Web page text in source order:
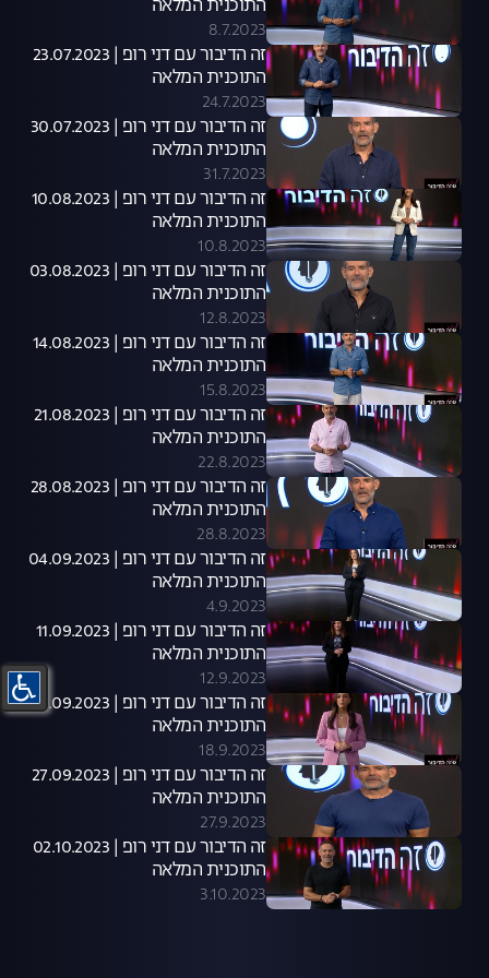
התוכנית המלאה
8.7.2023
זה הדיבור עם דני רופ | 23.07.2023
התוכנית המלאה
24.7.2023
זה הדיבור עם דני רופ | 30.07.2023
התוכנית המלאה
31.7.2023
זה הדיבור עם דני רופ | 10.08.2023
התוכנית המלאה
10.8.2023
זה הדיבור עם דני רופ | 03.08.2023
התוכנית המלאה
12.8.2023
זה הדיבור עם דני רופ | 14.08.2023
התוכנית המלאה
15.8.2023
זה הדיבור עם דני רופ | 21.08.2023
התוכנית המלאה
22.8.2023
זה הדיבור עם דני רופ | 28.08.2023
התוכנית המלאה
28.8.2023
זה הדיבור עם דני רופ | 04.09.2023
התוכנית המלאה
4.9.2023
זה הדיבור עם דני רופ | 11.09.2023
התוכנית המלאה
12.9.2023
זה הדיבור עם דני רופ | 18.09.2023
התוכנית המלאה
18.9.2023
זה הדיבור עם דני רופ | 27.09.2023
התוכנית המלאה
27.9.2023
זה הדיבור עם דני רופ | 02.10.2023
התוכנית המלאה
3.10.2023